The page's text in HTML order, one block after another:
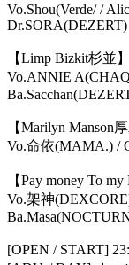
Vo.Shou(Verde/ /
Dr.SORA(DEZERT)
【Limp Bizkit杉並】
Vo.ANNIE
【Marilyn Manson厚
Vo.命依(MAMA.) /
【Pay money To my
Vo.架神
[OPEN / START]